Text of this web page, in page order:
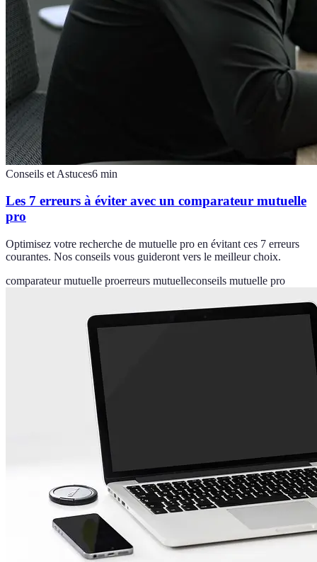
Conseils et Astuces6 min
Les 7 erreurs à éviter avec un comparateur mutuelle
pro
Optimisez votre recherche de mutuelle pro en évitant ces 7 erreurs
courantes. Nos conseils vous guideront vers le meilleur choix.
comparateur mutuelle proerreurs mutuelleconseils mutuelle pro